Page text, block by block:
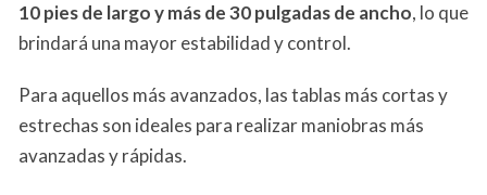
10 pies de largo y más de 30 pulgadas de ancho, lo que
brindará una mayor estabilidad y control.
Para aquellos más avanzados, las tablas más cortas y
estrechas son ideales para realizar maniobras más
avanzadas y rápidas.